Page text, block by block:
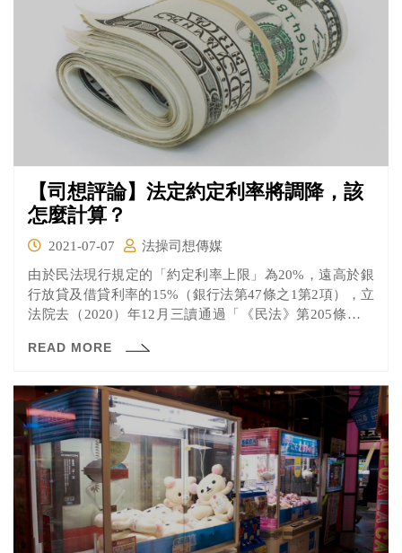
【司想評論】法定約定利率將調降，該
怎麼計算？
2021-07-07
法操司想傳媒
由於民法現行規定的「約定利率上限」為20%，遠高於銀
行放貸及借貸利率的15%（銀行法第47條之1第2項），立
法院去（2020）年12月三讀通過「《民法》第205條修正
始施行。年利率的算法該怎麼算？已經簽的契約又該怎麼
READ MORE